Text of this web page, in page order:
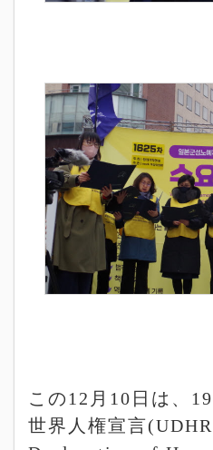
この12 月 10 日は、
世界人権宣言